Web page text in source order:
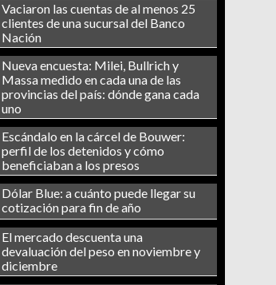
Vaciaron las cuentas de al menos 25
clientes de una sucursal del Banco
Nación
Nueva encuesta: Milei, Bullrich y
Massa medido en cada una de las
provincias del país: dónde gana cada
uno
Escándalo en la cárcel de Bouwer:
perfil de los detenidos y cómo
beneficiaban a los presos
Dólar Blue: a cuánto puede llegar su
cotización para fin de año
El mercado descuenta una
devaluación del peso en noviembre y
diciembre